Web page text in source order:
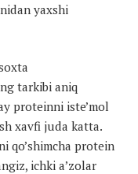
yaxshi
tarkibi aniq
proteinni iste’mol
xavfi juda katta.
qo’shimcha protein
ichki a’zolar